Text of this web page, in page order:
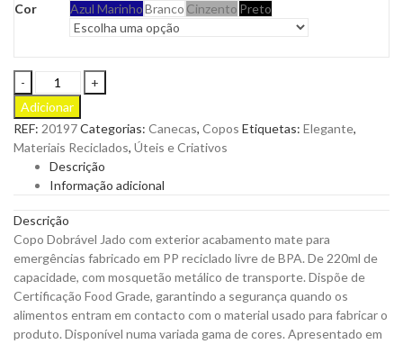
Cor Azul MarinhoBranco Cinzento Preto
Copo
Dobrável
Jado
de
220
ml
para
quantity
Adicionar
REF: 20197Categorias: Canecas, Copos Etiquetas: Elegante,
Materiais Reciclados, Úteis e Criativos
Descrição
Informação adicional
Descrição
Copo Dobrável Jado com exterior acabamento mate para
emergências fabricado em PP reciclado livre de BPA. De 220ml de
capacidade, com mosquetão metálico de transporte. Dispõe de
Certificação Food Grade, garantindo a segurança quando os
alimentos entram em contacto com o material usado para fabricar o
produto. Disponível numa variada gama de cores. Apresentado em